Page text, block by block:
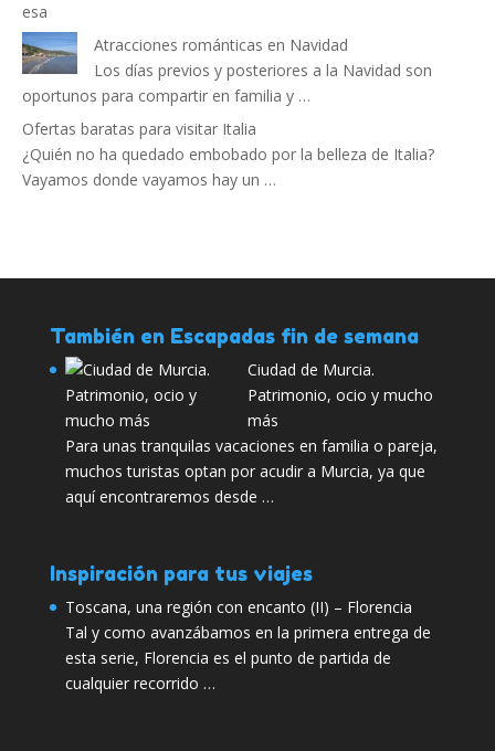
Atracciones románticas en Navidad
Los días previos y posteriores a la Navidad son
oportunos para compartir en familia y …
Ofertas baratas para visitar Italia
¿Quién no ha quedado embobado por la belleza de Italia?
Vayamos donde vayamos hay un …
También en Escapadas fin de semana
Ciudad de Murcia.
Patrimonio, ocio y mucho
más
Para unas tranquilas vacaciones en familia o pareja,
muchos turistas optan por acudir a Murcia, ya que
aquí encontraremos desde …
Inspiración para tus viajes
Toscana, una región con encanto (II) – Florencia
Tal y como avanzábamos en la primera entrega de
esta serie, Florencia es el punto de partida de
cualquier recorrido …